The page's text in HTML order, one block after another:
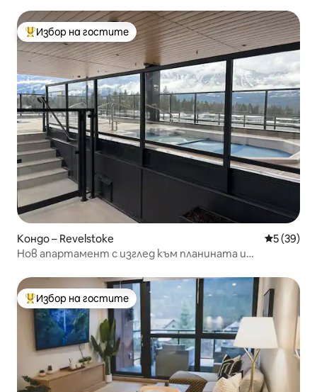
Най-популярен избор на гостите
Избор на гостите
Кондо – Revelstoke Средна
5 (39)
Нов апартамент с изглед към планината и
Най-популярен избор на гостите
Избор на гостите